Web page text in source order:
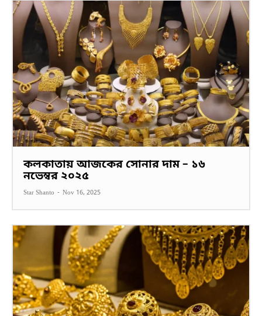
কলকাতায় আজকের সোনার দাম – ১৬
নভেম্বর ২০২৫
Star Shanto - Nov 16, 2025